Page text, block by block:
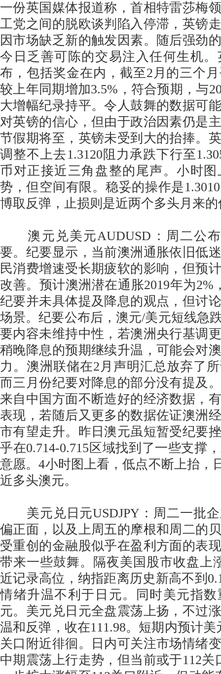
一份英国媒体报道称，首相特雷莎梅
工党之间的脱欧谈判陷入停滞，英镑
因市场缺乏新的触发因素。随后强劲
今日乏善可陈的交易注入任何生机
布，包括奖金在内，截至2月的三个
较上年同期增加3.5%，符合预期，与
大增幅纪录持平。令人鼓舞的数据可
对英镑的信心，但由于政治因素仍是
节假期将至，英镑未受到大的抬捧。
调整不上去1.3120阻力承跌下行至
币对正接近三角盘整的尾声。小时
势，但空间有限。稳妥的操作是
博取反弹，止损则是近两个多头月来
澳元兑美元AUDUSD：周二公布
要。纪要显示，当前澳洲通胀依旧低
民消费增速受长期疲软的影响，但预
改善。预计澳洲潜在通胀2019年为2%
纪要并未具体提及降息的观点，但讨
场景。纪要公布后，澳元/美元短线急
要内容未维持中性，若澳洲央行基调
稍晚降息的预期继续升温，可能会对
力。澳洲联储在2月声明汇总放弃了
而三月份纪要对降息的部分没有提及
来自中国方面不断造好的经济数据，
表现，若随后又更多的数据佐证澳洲
市有望走升。昨日澳元虽短暂受纪要
乎在0.714-0.715区域找到了一些支撑
意愿。4小时图上看，低点不断上抬，
近多头澳元。
美元兑日元USDJPY：周二一批企
偏正面，以及上周五的摩根和周二的
受重创的金融股似乎在盈利方面的表
带来一些鼓舞。隔夜美国股市收盘上
近记录高位，纳指距离历史新高不到
情绪升温不利于日元。同时美元指
元。美元兑日元全盘震荡上扬，不过
温和反弹，收在111.98。短期内预计美
关口附近徘徊。日内可关注市场情绪
中期震荡上行走势，但当前或于112关